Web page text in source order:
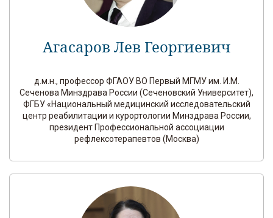
Агасаров Лев Георгиевич
д.м.н., профессор ФГАОУ ВО Первый МГМУ им. И.М.
Сеченова Минздрава России (Сеченовский Университет),
ФГБУ «Национальный медицинский исследовательский
центр реабилитации и курортологии Минздрава России,
президент Профессиональной ассоциации
рефлексотерапевтов (Москва)